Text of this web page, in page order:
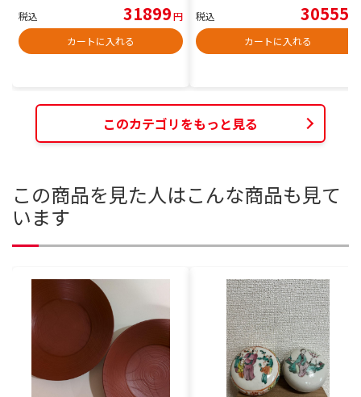
税込 31899円
カートに入れる
税込 30555
カートに入れる
このカテゴリをもっと見る
この商品を見た人はこんな商品も見て
います